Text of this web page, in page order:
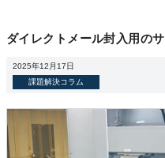
ダイレクトメール封入用の
2025年12月17日
課題解決コラム